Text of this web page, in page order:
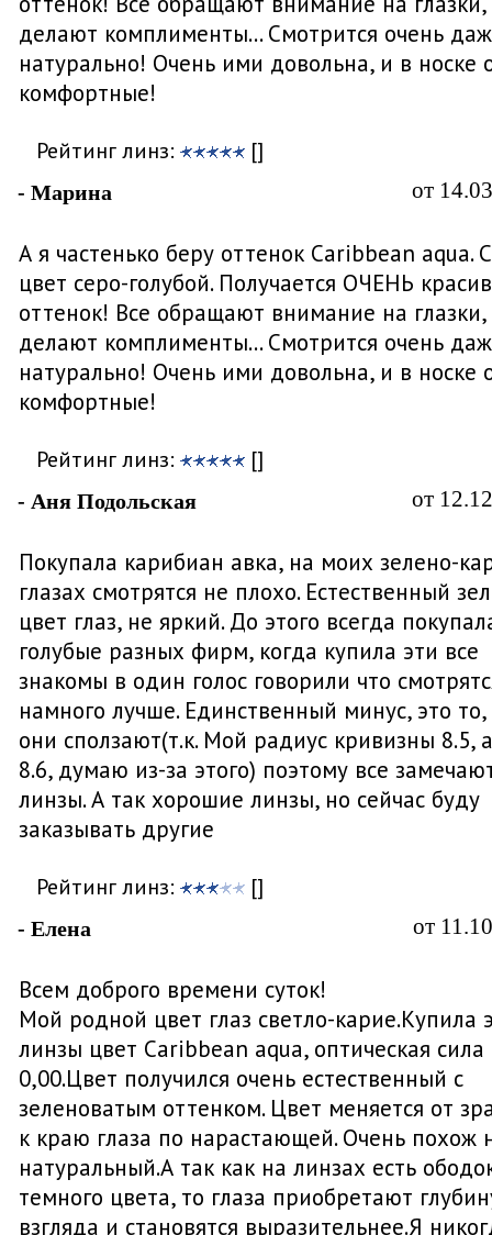
делают комплименты... Смотрится очень
натурально! Очень ими довольна, и в носке
комфортные!
Рейтинг линз: []
- Марина от
А я частенько беру оттенок Caribbean aqua.
цвет серо-голубой. Получается ОЧЕНЬ
оттенок! Все обращают внимание на глазки,
делают комплименты... Смотрится очень
натурально! Очень ими довольна, и в носке
комфортные!
Рейтинг линз: []
- Аня Подольская от
Покупала карибиан авка, на моих зелено-
глазах смотрятся не плохо. Естественный
цвет глаз, не яркий. До этого всегда
голубые разных фирм, когда купила эти все
знакомы в один голос говорили что
намного лучше. Единственный минус, это то,
они сползают(т.к. Мой радиус кривизны 8.5,
8.6, думаю из-за этого) поэтому все
линзы. А так хорошие линзы, но сейчас буду
заказывать другие
Рейтинг линз: []
- Елена от
Всем доброго времени суток!
Мой родной цвет глаз светло-карие.Купила
линзы цвет Caribbean aqua, оптическая сила
0,00.Цвет получился очень естественный с
зеленоватым оттенком. Цвет меняется от
к краю глаза по нарастающей. Очень похож
натуральный.А так как на линзах есть
темного цвета, то глаза приобретают
взгляда и становятся выразительнее.Я